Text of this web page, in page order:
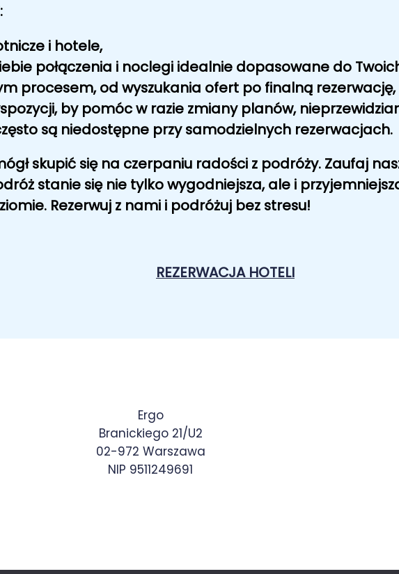
i hotele,
połączenia i noclegi idealnie dopasowane do
procesem, od wyszukania ofert po finalną rezerwację,
by pomóc w razie zmiany planów,
są niedostępne przy samodzielnych rezerwacjach.
skupić się na czerpaniu radości z podróży. Zaufaj
stanie się nie tylko wygodniejsza, ale i
Rezerwuj z nami i podróżuj bez stresu!
REZERWACJA HOTELI
Ergo
Branickiego 21/U2
02-972 Warszawa
NIP 9511249691